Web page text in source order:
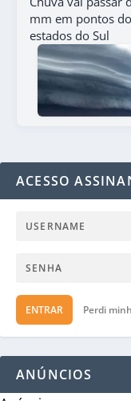
mm em pontos
estados do Sul
ACESSO
ENTRAR Perdi
ANÚNCIOS